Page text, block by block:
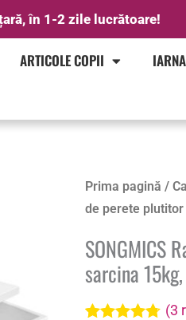
în 1-2 zile lucrătoare!
ARTICOLE COPII
IARNA
Prima pagină /
de perete plutitor
SONGMICS
sarcina
(3